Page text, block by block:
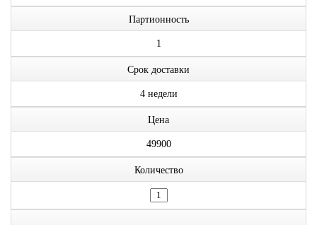
Партионность
1
Срок доставки
4 недели
Цена
49900
Количество